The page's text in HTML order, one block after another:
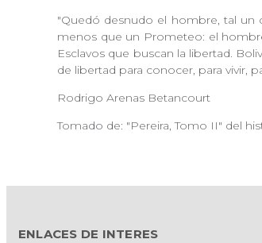
"Quedó desnudo el hombre, tal un
menos que un Prometeo: el
Esclavos que buscan la libertad.
de libertad para conocer, para vivir,
Rodrigo Arenas Betancourt
Tomado de: "Pereira, Tomo II" del
ENLACES DE INTERES